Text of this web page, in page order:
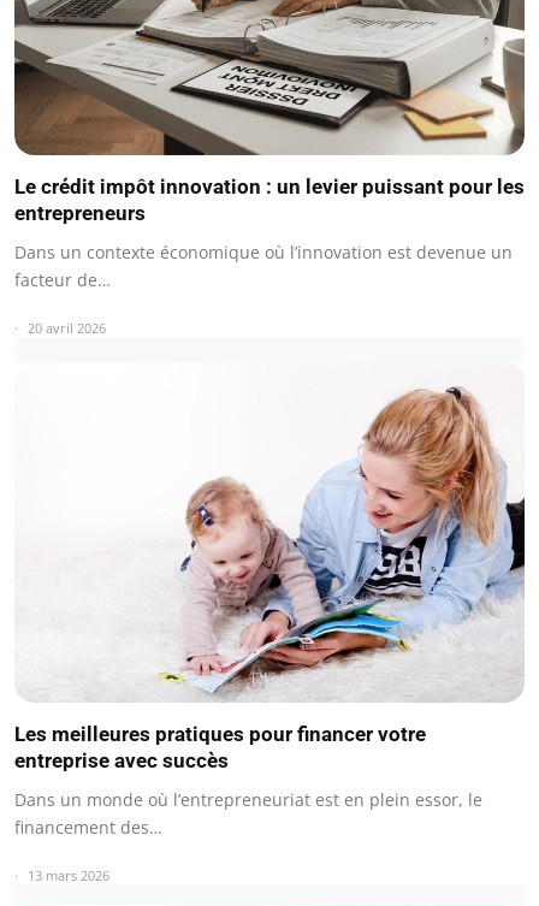
Le crédit impôt innovation : un levier puissant pour les
entrepreneurs
Dans un contexte économique où l’innovation est devenue un
facteur de…
20 avril 2026
Les meilleures pratiques pour financer votre
entreprise avec succès
Dans un monde où l’entrepreneuriat est en plein essor, le
financement des…
13 mars 2026